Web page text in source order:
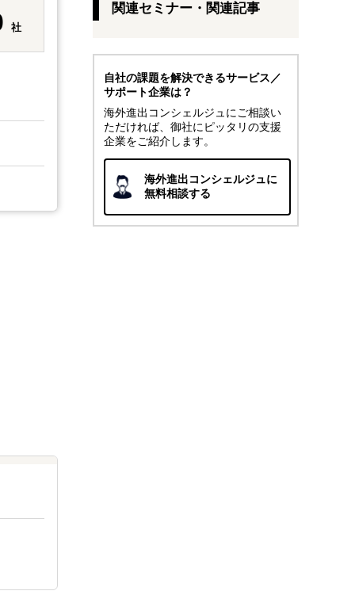
社
関連セミナー・関連記事
自社の課題を解決できるサービス／
サポート企業は？
海外進出コンシェルジュにご相談い
ただければ、御社にピッタリの支援
企業をご紹介します。
海外進出コンシェルジュに
無料相談する